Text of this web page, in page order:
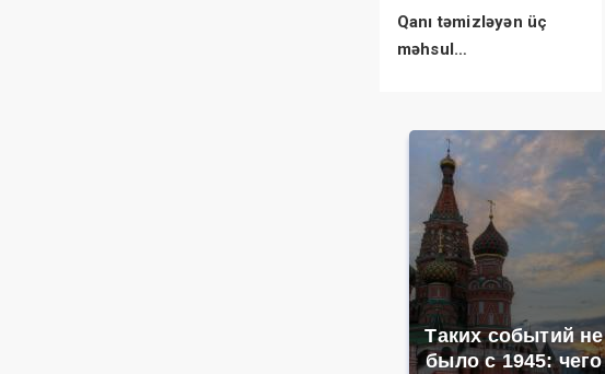
Qanı təmizləyən üç
məhsul…
Таких событий не
было с 1945: чего